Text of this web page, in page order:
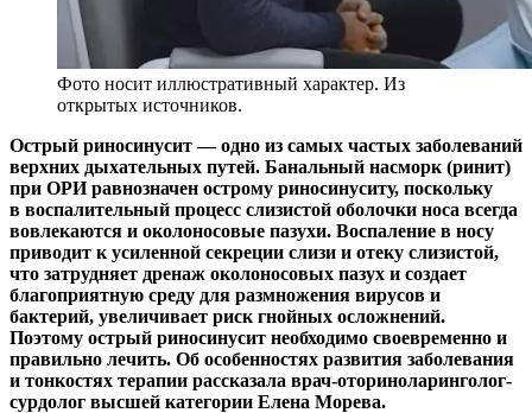
Фото носит иллюстративный характер. Из
открытых источников.
Острый риносинусит — одно из самых частых заболеваний
верхних дыхательных путей. Банальный насморк (ринит)
при ОРИ равнозначен острому риносинуситу, поскольку
в воспалительный процесс слизистой оболочки носа всегда
вовлекаются и околоносовые пазухи. Воспаление в носу
приводит к усиленной секреции слизи и отеку слизистой,
что затрудняет дренаж околоносовых пазух и создает
благоприятную среду для размножения вирусов и
бактерий, увеличивает риск гнойных осложнений.
Поэтому острый риносинусит необходимо своевременно и
правильно лечить. Об особенностях развития заболевания
и тонкостях терапии рассказала врач-оториноларинголог-
сурдолог высшей категории Елена Морева.